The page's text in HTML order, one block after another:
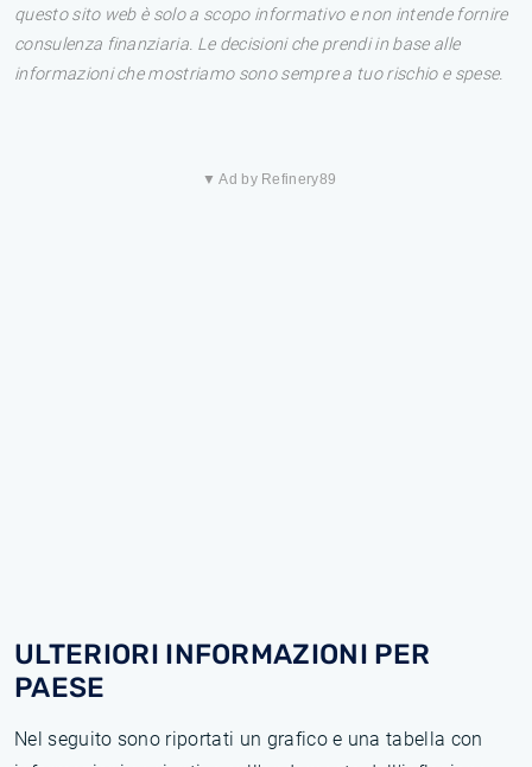
questo sito web è solo a scopo informativo e non intende fornire
consulenza finanziaria. Le decisioni che prendi in base alle
informazioni che mostriamo sono sempre a tuo rischio e spese.
▼ Ad by Refinery89
ULTERIORI INFORMAZIONI PER
PAESE
Nel seguito sono riportati un grafico e una tabella con